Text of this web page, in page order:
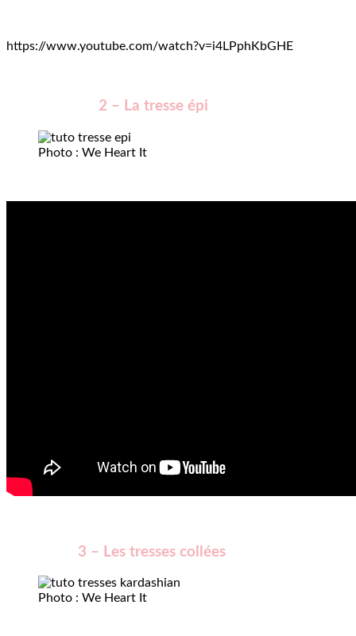
https://www.youtube.com/watch?v=i4LPphKbGHE
2 – La tresse épi
Photo : We Heart It
3 – Les tresses collées
Photo : We Heart It